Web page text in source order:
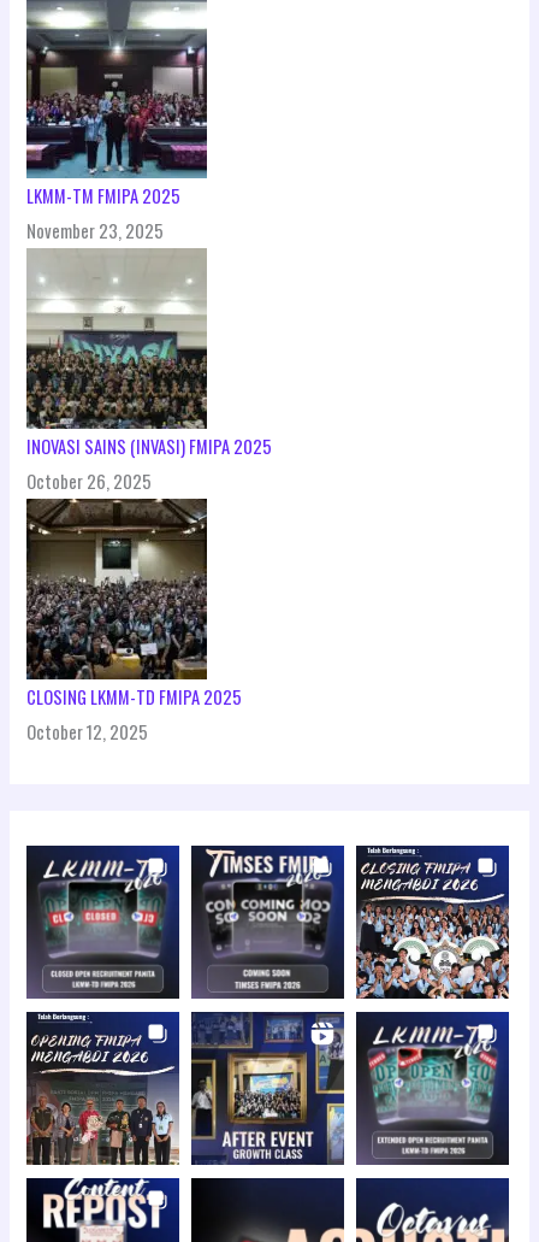
LKMM-TM FMIPA 2025
November 23, 2025
INOVASI SAINS (INVASI) FMIPA 2025
October 26, 2025
CLOSING LKMM-TD FMIPA 2025
October 12, 2025